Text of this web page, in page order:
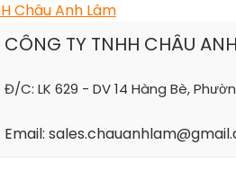
CÔNG TY TNHH CHÂU
Đ/C: LK 629 - DV 14 Hàng Bè,
Email: